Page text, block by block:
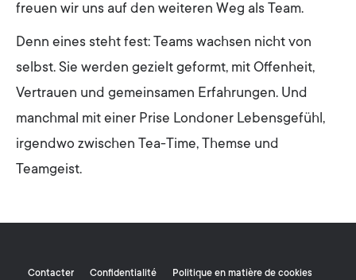
freuen wir uns auf den weiteren Weg als Team.
Denn eines steht fest: Teams wachsen nicht von
selbst. Sie werden gezielt geformt, mit Offenheit,
Vertrauen und gemeinsamen Erfahrungen. Und
manchmal mit einer Prise Londoner Lebensgefühl,
irgendwo zwischen Tea-Time, Themse und
Teamgeist.
Contacter Confidentialité Politique en matière de cookies